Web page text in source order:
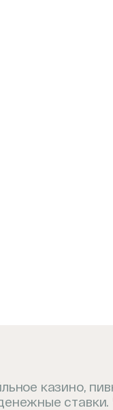
казино,
ставки.